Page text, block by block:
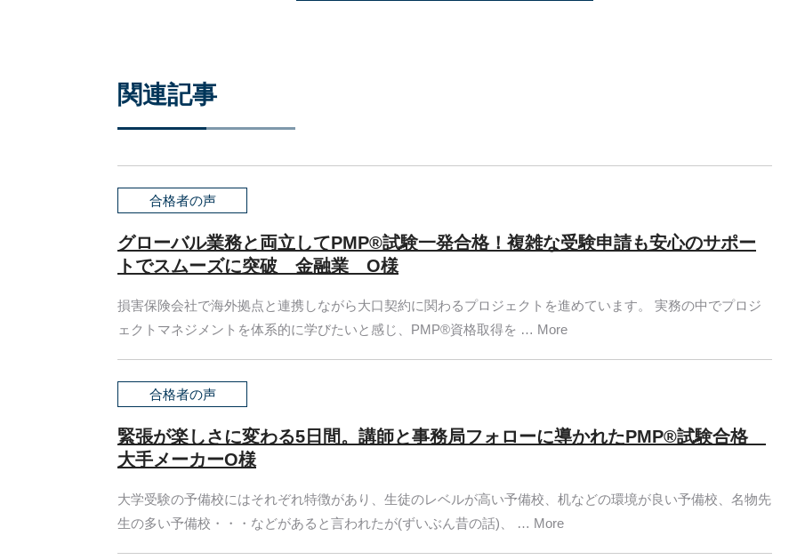
関連記事
合格者の声
グローバル業務と両立してPMP®試験一発合格！複雑な受験申請も安心のサポー
トでスムーズに突破 金融業 O様
損害保険会社で海外拠点と連携しながら大口契約に関わるプロジェクトを進めています。 実務の中でプロジ
ェクトマネジメントを体系的に学びたいと感じ、PMP®資格取得を … More
合格者の声
緊張が楽しさに変わる5日間。講師と事務局フォローに導かれたPMP®試験合格
大手メーカーO様
大学受験の予備校にはそれぞれ特徴があり、生徒のレベルが高い予備校、机などの環境が良い予備校、名物先
生の多い予備校・・・などがあると言われたが(ずいぶん昔の話)、 … More